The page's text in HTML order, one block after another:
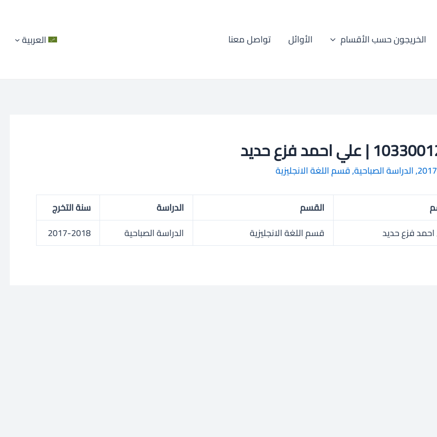
الخريجون حسب الأقسام الأوائل تواصل معنا العربية
| علي احمد فزع حديد
,الدراسة الصباحية,قسم اللغة الانجليزية
القسم الدراسة
سنة التخرج
فزع حديد
قسم اللغة الانجليزية الدراسة الصباحية 2017-2018